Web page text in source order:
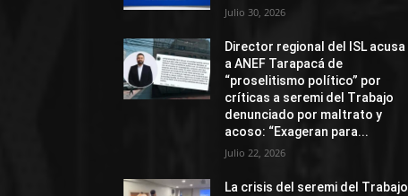
Julio 30, 2026
Director regional del ISL acusa
a ANEF Tarapacá de
“proselitismo político” por
críticas a seremi del Trabajo
denunciado por maltrato y
acoso: “Exageran para...
Julio 22, 2026
La crisis del seremi del Trabajo